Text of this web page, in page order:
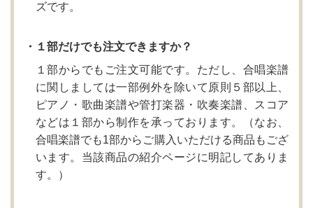
ズです。
・１部だけでも注文できますか？
１部からでもご注文可能です。ただし、合唱楽譜
に関しましては一部例外を除いて原則５部以上、
ピアノ・歌曲楽譜や管打楽器・吹奏楽譜、スコア
などは１部から制作を承っております。（なお、
合唱楽譜でも1部からご購入いただける商品もござ
います。当該商品の紹介ページに明記してありま
す。）